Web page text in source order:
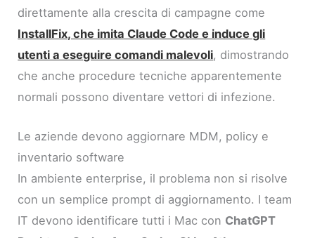
direttamente alla crescita di campagne come
InstallFix, che imita Claude Code e induce gli
utenti a eseguire comandi malevoli, dimostrando
che anche procedure tecniche apparentemente
normali possono diventare vettori di infezione.
Le aziende devono aggiornare MDM, policy e
inventario software
In ambiente enterprise, il problema non si risolve
con un semplice prompt di aggiornamento. I team
IT devono identificare tutti i Mac con ChatGPT